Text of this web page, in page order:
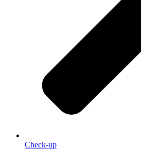
Check-up